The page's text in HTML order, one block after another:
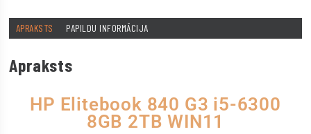
APRAKSTS PAPILDU INFORMĀCIJA
Apraksts
HP Elitebook 840 G3 i5-6300
8GB 2TB WIN11